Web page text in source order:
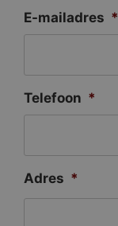
E-mailadres *
Telefoon *
Adres *